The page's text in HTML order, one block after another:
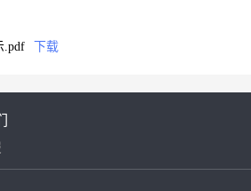
.pdf
下载